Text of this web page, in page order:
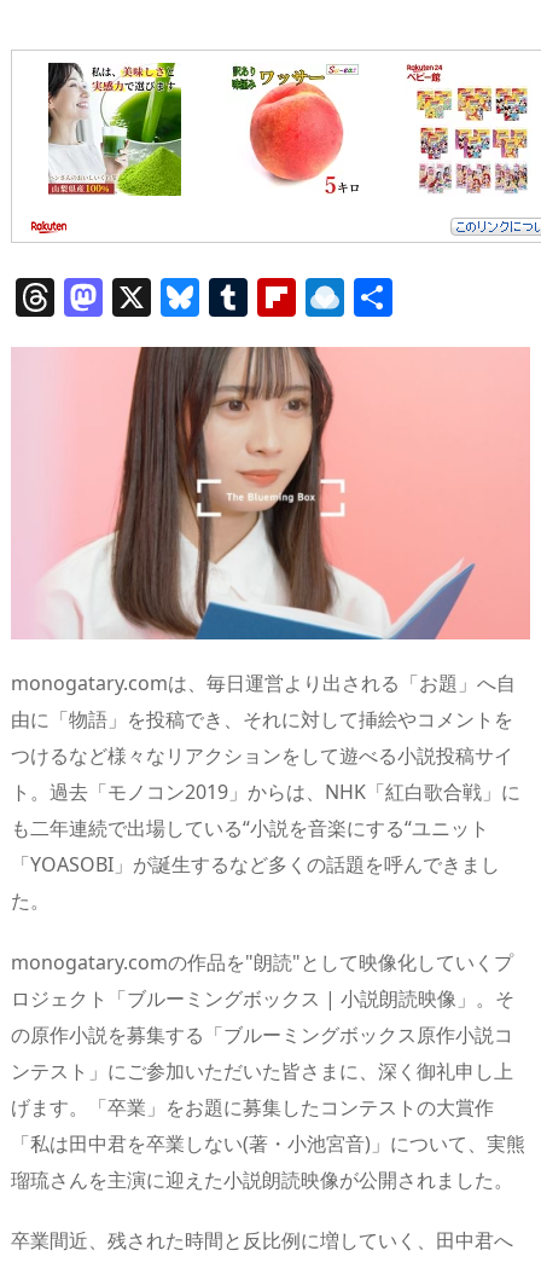
T
h
M
a
st
d
o
n
X Bl
u
e
sk
y
T
u
m
bl
r
Fl
ip
b
o
ar
d
R
ai
p.
io
有
monogatary.comは、毎日運営より出される「お題」へ自
由に「物語」を投稿でき、それに対して挿絵やコメントを
つけるなど様々なリアクションをして遊べる小説投稿サイ
ト。過去「モノコン2019」からは、NHK「紅白歌合戦」に
も二年連続で出場している“小説を音楽にする“ユニット
「YOASOBI」が誕生するなど多くの話題を呼んできまし
た。
monogatary.comの作品を"朗読"として映像化していくプ
ロジェクト「ブルーミングボックス | 小説朗読映像」。そ
の原作小説を募集する「ブルーミングボックス原作小説コ
ンテスト」にご参加いただいた皆さまに、深く御礼申し上
げます。「卒業」をお題に募集したコンテストの大賞作
「私は田中君を卒業しない(著・小池宮音)」について、実熊
瑠琉さんを主演に迎えた小説朗読映像が公開されました。
卒業間近、残された時間と反比例に増していく、田中君へ